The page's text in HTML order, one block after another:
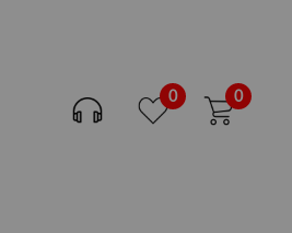
0 0